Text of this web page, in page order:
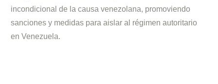
incondicional de la causa venezolana, promoviendo
sanciones y medidas para aislar al régimen autoritario
en Venezuela.